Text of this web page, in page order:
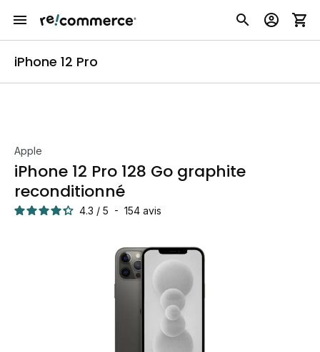
iPhone 12 Pro
Apple
iPhone 12 Pro 128 Go graphite
reconditionné
4.3 / 5 - 154 avis